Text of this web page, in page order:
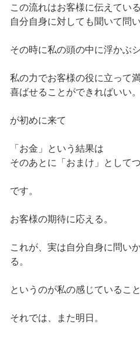
この流れはお客様に伝えてい
自分自身に対しても聞いて問
その時に私の頭の中に浮かぶ
私の力でお客様の役に立って
喜ばせることができればいい。
が初めに来て
「お金」という結果は
そのあとに「おまけ」として
です。
お客様の期待に応える。
これが、実は自分自身に問い
る。
というのが私の感じていること
それでは、また明日。